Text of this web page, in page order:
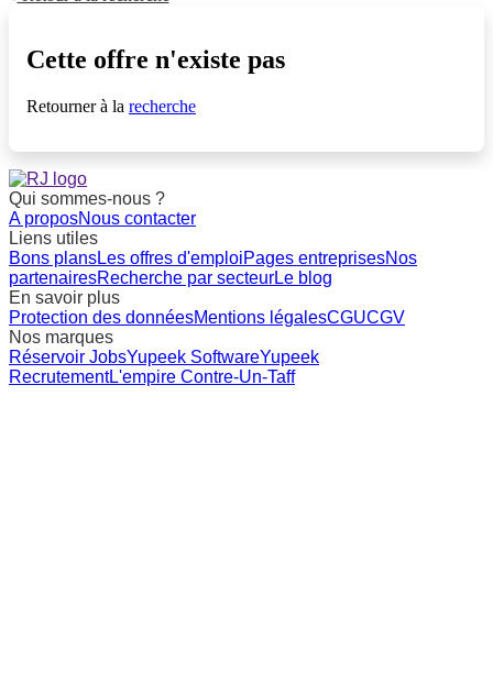
Cette offre n'existe pas
Retourner à la recherche
Qui sommes-nous ?
A proposNous contacter
Liens utiles
Bons plansLes offres d'emploiPages entreprisesNos
partenairesRecherche par secteurLe blog
En savoir plus
Protection des donnéesMentions légalesCGUCGV
Nos marques
Réservoir JobsYupeek SoftwareYupeek
RecrutementL'empire Contre-Un-Taff